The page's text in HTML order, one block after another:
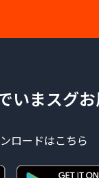
いまスグ
ロードはこちら